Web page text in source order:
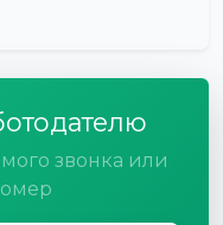
звонка или